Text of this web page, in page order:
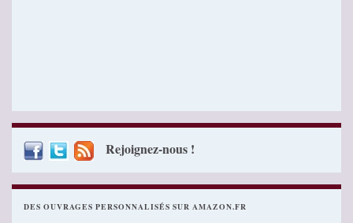
Rejoignez-nous !
DES OUVRAGES PERSONNALISÉS SUR AMAZON.FR